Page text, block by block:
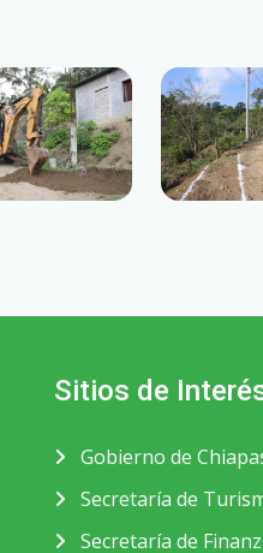
Sitios de
Gobierno de
Secretaría de
Secretaría de